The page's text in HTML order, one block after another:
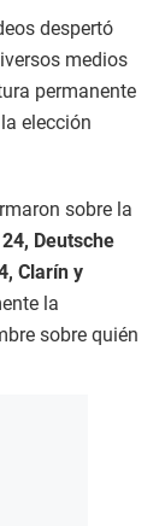
despertó
medios
permanente
elección
sobre la
Deutsche
Clarín y
la
sobre quién